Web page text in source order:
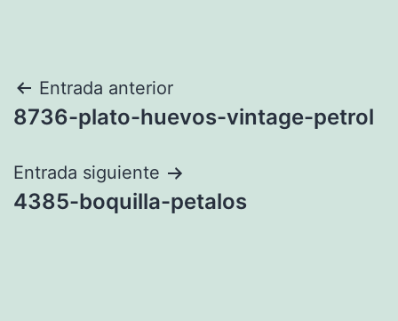
Navegación
de
entradas
Entrada anterior
8736-plato-huevos-vintage-petrol
Entrada siguiente
4385-boquilla-petalos